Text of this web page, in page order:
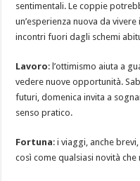
sentimentali. Le coppie
un’esperienza nuova da
incontri fuori dagli schemi
Lavoro: l’ottimismo aiuta a
vedere nuove opportunità.
futuri, domenica invita a
senso pratico.
Fortuna: i viaggi, anche
così come qualsiasi novità